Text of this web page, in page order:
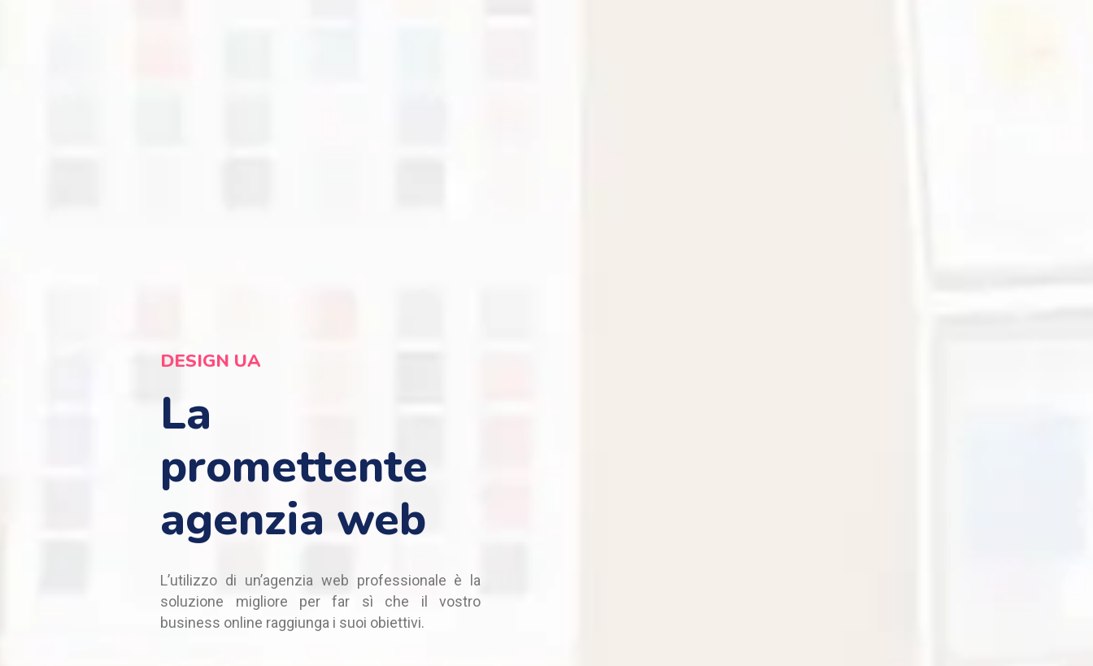
DESIGN UA
La
promettente
agenzia web
L’utilizzo di un’agenzia web professionale è la
soluzione migliore per far sì che il vostro
business online raggiunga i suoi obiettivi.